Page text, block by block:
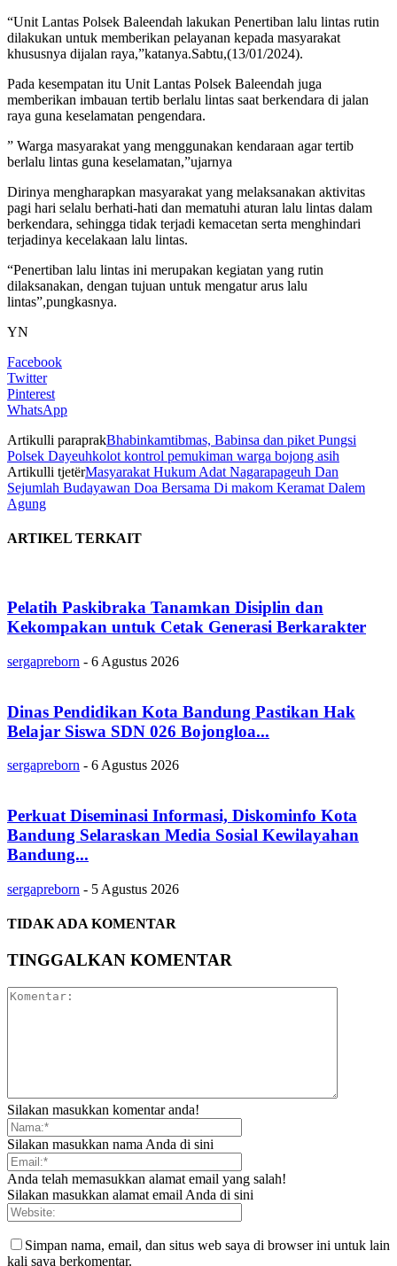
“Unit Lantas Polsek Baleendah lakukan Penertiban lalu lintas rutin
dilakukan untuk memberikan pelayanan kepada masyarakat
khususnya dijalan raya,”katanya.Sabtu,(13/01/2024).
Pada kesempatan itu Unit Lantas Polsek Baleendah juga
memberikan imbauan tertib berlalu lintas saat berkendara di jalan
raya guna keselamatan pengendara.
” Warga masyarakat yang menggunakan kendaraan agar tertib
berlalu lintas guna keselamatan,”ujarnya
Dirinya mengharapkan masyarakat yang melaksanakan aktivitas
pagi hari selalu berhati-hati dan mematuhi aturan lalu lintas dalam
berkendara, sehingga tidak terjadi kemacetan serta menghindari
terjadinya kecelakaan lalu lintas.
“Penertiban lalu lintas ini merupakan kegiatan yang rutin
dilaksanakan, dengan tujuan untuk mengatur arus lalu
lintas”,pungkasnya.
YN
Facebook
Twitter
Pinterest
WhatsApp
Artikulli paraprakBhabinkamtibmas, Babinsa dan piket Pungsi
Polsek Dayeuhkolot kontrol pemukiman warga bojong asih
Artikulli tjetërMasyarakat Hukum Adat Nagarapageuh Dan
Sejumlah Budayawan Doa Bersama Di makom Keramat Dalem
Agung
ARTIKEL TERKAIT
Pelatih Paskibraka Tanamkan Disiplin dan
Kekompakan untuk Cetak Generasi Berkarakter
sergapreborn - 6 Agustus 2026
Dinas Pendidikan Kota Bandung Pastikan Hak
Belajar Siswa SDN 026 Bojongloa...
sergapreborn - 6 Agustus 2026
Perkuat Diseminasi Informasi, Diskominfo Kota
Bandung Selaraskan Media Sosial Kewilayahan
Bandung...
sergapreborn - 5 Agustus 2026
TIDAK ADA KOMENTAR
TINGGALKAN KOMENTAR
Silakan masukkan komentar anda!
Silakan masukkan nama Anda di sini
Anda telah memasukkan alamat email yang salah!
Silakan masukkan alamat email Anda di sini
Simpan nama, email, dan situs web saya di browser ini untuk lain
kali saya berkomentar.